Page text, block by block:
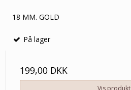
18 MM. GOLD
På lager
199,00 DKK
Vis produkt